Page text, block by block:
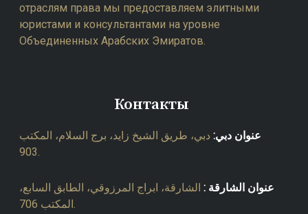
отраслям права мы предоставляем элитными
юристами и консультантами на уровне
Объединенных Арабских Эмиратов.
Контакты
عنوان دبي: دبي، طريق الشيخ زايد، برج السلام، المكتب
عنوان الشارقة : الشارقة، ابراج المرزوقي، الطابق السابع،